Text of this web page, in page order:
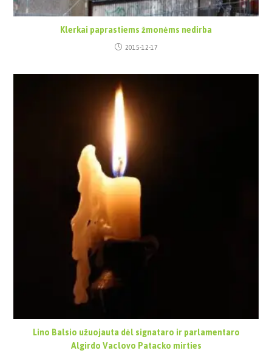
Klerkai paprastiems žmonėms nedirba
2015-12-17
Lino Balsio užuojauta dėl signataro ir parlamentaro
Algirdo Vaclovo Patacko mirties